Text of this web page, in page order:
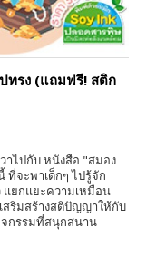
ทรง (แถมฟรี! สติก
ไปกับ หนังสือ "สมอง
ที่จะพาเด็กๆ ไปรู้จัก
แยกแยะความเหมือน
สริมสร้างสติปัญญาให้กับ
จกรรมที่สนุกสนาน